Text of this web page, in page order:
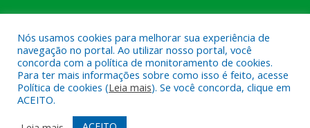
Todos os direitos reservados a Câmara Municipal de Anajás.
Mapa do Site Acessar Área Administrativa
Nós usamos cookies para melhorar sua experiência de
navegação no portal. Ao utilizar nosso portal, você
concorda com a política de monitoramento de cookies.
Para ter mais informações sobre como isso é feito, acesse
Política de cookies (Leia mais). Se você concorda, clique em
ACEITO.